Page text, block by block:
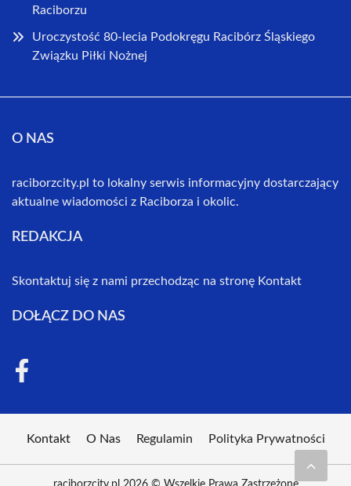
Raciborzu
Uroczystość 80-lecia Podokręgu Racibórz Śląskiego
Związku Piłki Nożnej
O NAS
raciborzcity.pl to lokalny serwis informacyjny dostarczający
aktualne wiadomości z Raciborza i okolic.
REDAKCJA
Skontaktuj się z nami przechodząc na stronę Kontakt
DOŁĄCZ DO NAS
Kontakt O Nas Regulamin Polityka Prywatności